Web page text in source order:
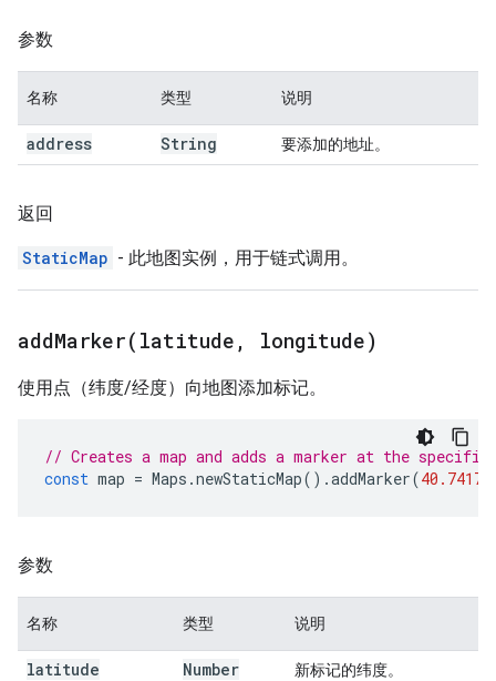
参数
名称 类型 说明
address String 要添加的地址。
返回
StaticMap - 此地图实例，用于链式调用。
addMarker( latitude , longitude)
使用点（纬度/经度）向地图添加标记。
// Creates a map and adds a marker at the
const map = Maps .newStaticMap().addMarker(
参数
名称 类型 说明
latitude Number 新标记的纬度。